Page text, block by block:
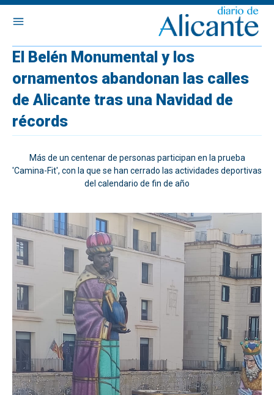
El Belén Monumental y los
ornamentos abandonan las calles
de Alicante tras una Navidad de
récords
Más de un centenar de personas participan en la prueba
'Camina-Fit', con la que se han cerrado las actividades deportivas
del calendario de fin de año